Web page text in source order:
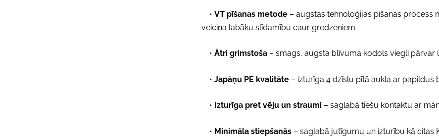
• VT pīšanas metode– augstas tehnoloģijas pīšanas process
veicina labāku slīdamību caur gredzeniem
• Ātri grimstoša– smags, augsta blīvuma kodols viegli
• Japāņu PE kvalitāte– izturīga 4 dzīslu pītā aukla ar papildus
• Izturīga pret vēju un straumi– saglabā tiešu kontaktu ar
• Minimāla stiepšanās – saglabā jutīgumu un izturību kā citas